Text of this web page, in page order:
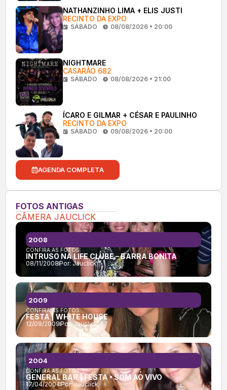
NATHANZINHO LIMA + ELIS JUSTI
RECINTO DA EXPO
SÁBADO 08/08/2026 • 20:00
NIGHTMARE
CASARÃO 682
SÁBADO 08/08/2026 • 21:00
ÍCARO E GILMAR + CÉSAR E PAULINHO
RECINTO DA EXPO
SÁBADO 09/08/2026 • 20:00
AGENDA COMPLETA
FOTOS ANTIGAS
CÂMERA JAUCLICK
CONFIRA AS FOTOS:
INTRUSO NA LIFE CLUBE – BARRA BONITA
08/11/2008Por: Jauclick
2008
CONFIRA AS FOTOS:
FESTA | WHITE HOUSE
12/09/2009Por:Jauclick
2009
CONFIRA AS FOTOS:
GENERAL BAR | FESTA • SOM AO VIVO
17/04/2004Por:Jauclick
2004